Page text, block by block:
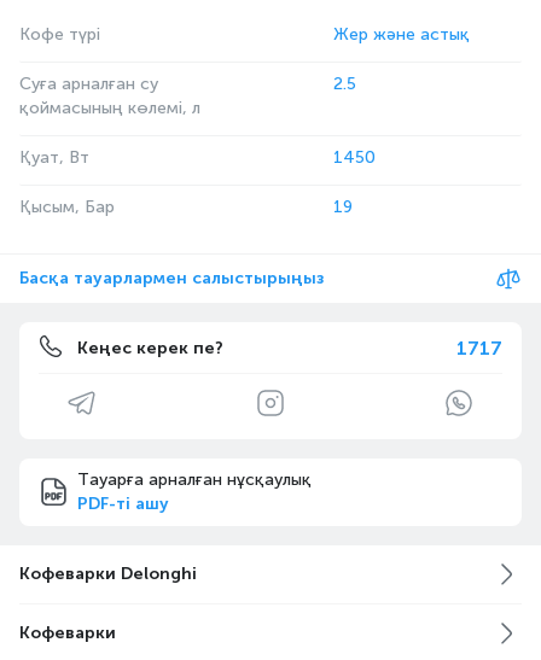
Кофе түрі Жер және астық
Суға арналған су
қоймасының көлемі, л
2.5
Қуат, Вт 1450
Қысым, Бар 19
Басқа тауарлармен салыстырыңыз
Кеңес керек пе? 1717
Тауарға арналған нұсқаулық
PDF-ті ашу
Кофеварки Delonghi
Кофеварки